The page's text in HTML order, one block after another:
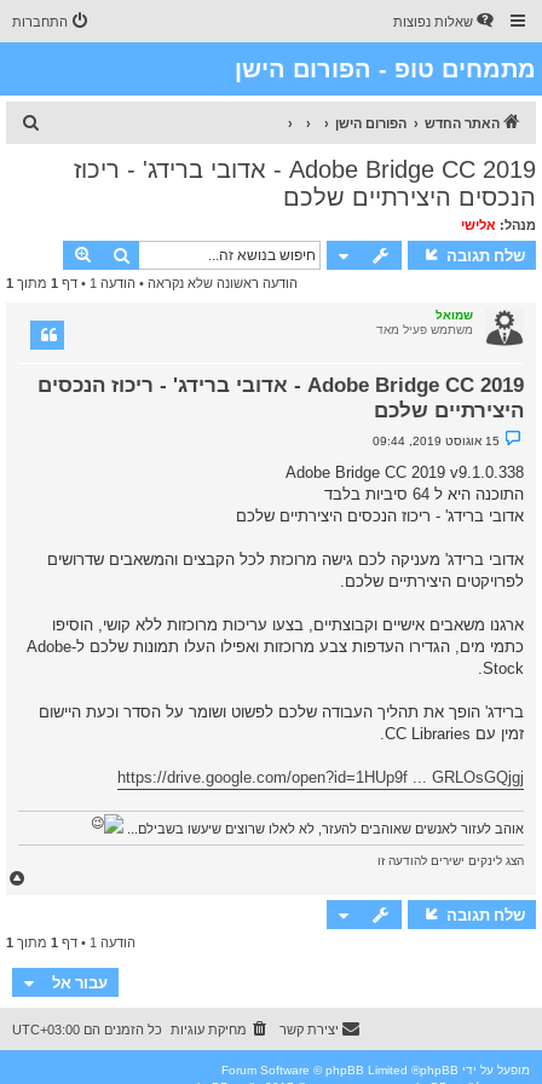
שאלות נפוצות התחברות
מתמחים טופ - הפורום הישן
האתר החדש הפורום הישן
Adobe Bridge CC 2019 - אדובי ברידג' - ריכוז
הנכסים היצירתיים שלכם
מנהל: אלישי
שלח תגובה חיפוש
הודעה ראשונה שלא נקראה • הודעה 1 • דף 1 מתוך 1
שמואל
משתמש פעיל מאד
Adobe Bridge CC 2019 - אדובי ברידג' - ריכוז הנכסים
היצירתיים שלכם
ש
א
ש
א
ר
א
15 אוגוסט 2019, 09:44
Adobe Bridge CC 2019 v9.1.0.338
התוכנה היא ל 64 סיביות בלבד
אדובי ברידג' - ריכוז הנכסים היצירתיים שלכם
אדובי ברידג' מעניקה לכם גישה מרוכזת לכל הקבצים והמשאבים שדרושים
לפרויקטים היצירתיים שלכם.
ארגנו משאבים אישיים וקבוצתיים, בצעו עריכות מרוכזות ללא קושי, הוסיפו
כתמי מים, הגדירו העדפות צבע מרוכזות ואפילו העלו תמונות שלכם ל-Adobe
Stock.
‏ברידג' הופך את תהליך העבודה שלכם לפשוט ושומר על הסדר וכעת היישום
זמין עם CC Libraries.
https://drive.google.com/open?id=1HUp9f ... GRLOsGQjgj
אוהב לעזור לאנשים שאוהבים להעזר, לא לאלו שרוצים שיעשו בשבילם...
הצג לינקים ישירים להודעה זו
ל
שלח תגובה
הודעה 1 • דף 1 מתוך 1
עבור אל
כל הזמנים הם UTC+03:00 מחיקת עוגיות יצירת קשר
מופעל על ידי phpBB
® Forum Software © phpBB Limited